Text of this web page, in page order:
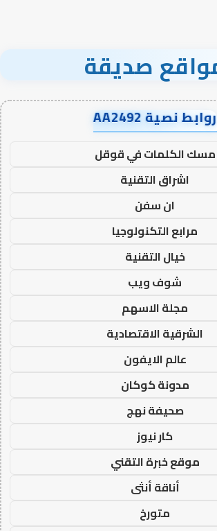
صديقة
روابط نصية AA2492
مسك الكلمات في قوقل
اشراق التقنية
ان سفن
مرابع التكنولوجيا
خيال التقنية
شوف ويب
مجلة الاسهم
الشرقية الاقتصادية
عالم الايفون
مدونة كوكان
صحيفة نهج
كار نيوز
موقع خبرة التقني
أناقة أنثى
متورخ